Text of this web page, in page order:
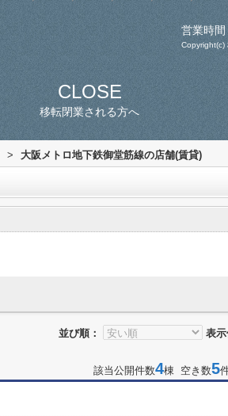
営業時
Copyright(c)
CLOSE
移転閉業される方へ
> 大阪メトロ地下鉄御堂筋線の店舗(賃貸)
並び順： 表示
該当公開件数4棟 空き数5